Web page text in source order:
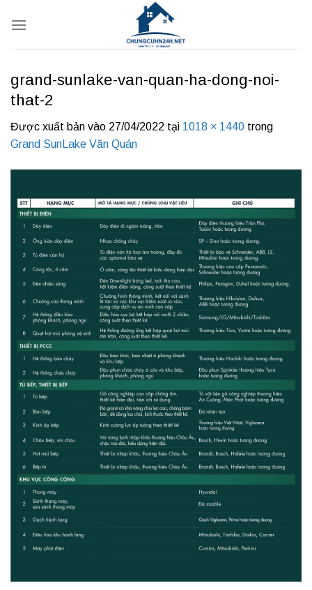
qua
grand-sunlake-van-quan-ha-dong-noi-
that-2
Được xuất bản vào 27/04/2022 tại 1018 × 1440 trong
Grand SunLake Văn Quán